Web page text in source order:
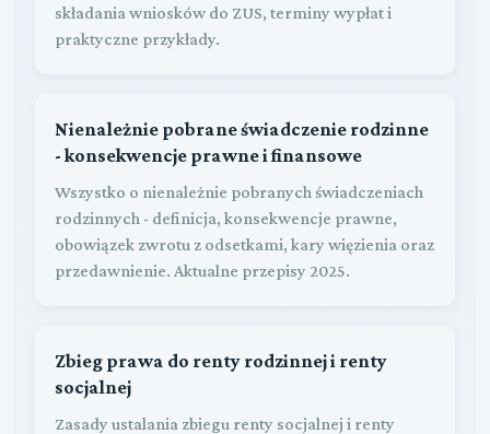
składania wniosków do ZUS, terminy wypłat i
praktyczne przykłady.
Nienależnie pobrane świadczenie rodzinne
- konsekwencje prawne i finansowe
Wszystko o nienależnie pobranych świadczeniach
rodzinnych - definicja, konsekwencje prawne,
obowiązek zwrotu z odsetkami, kary więzienia oraz
przedawnienie. Aktualne przepisy 2025.
Zbieg prawa do renty rodzinnej i renty
socjalnej
Zasady ustalania zbiegu renty socjalnej i renty